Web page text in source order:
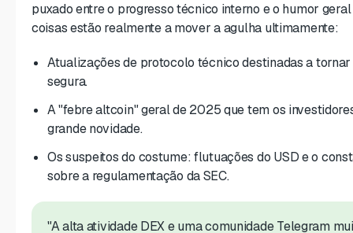
puxado entre o progresso técnico interno e o humor
coisas estão realmente a mover a agulha ultimamente:
Atualizações de protocolo técnico destinadas a
segura.
A "febre altcoin" geral de 2025 que tem os
grande novidade.
Os suspeitos do costume: flutuações do USD e o
sobre a regulamentação da SEC.
"A alta atividade DEX e uma comunidade Telegram